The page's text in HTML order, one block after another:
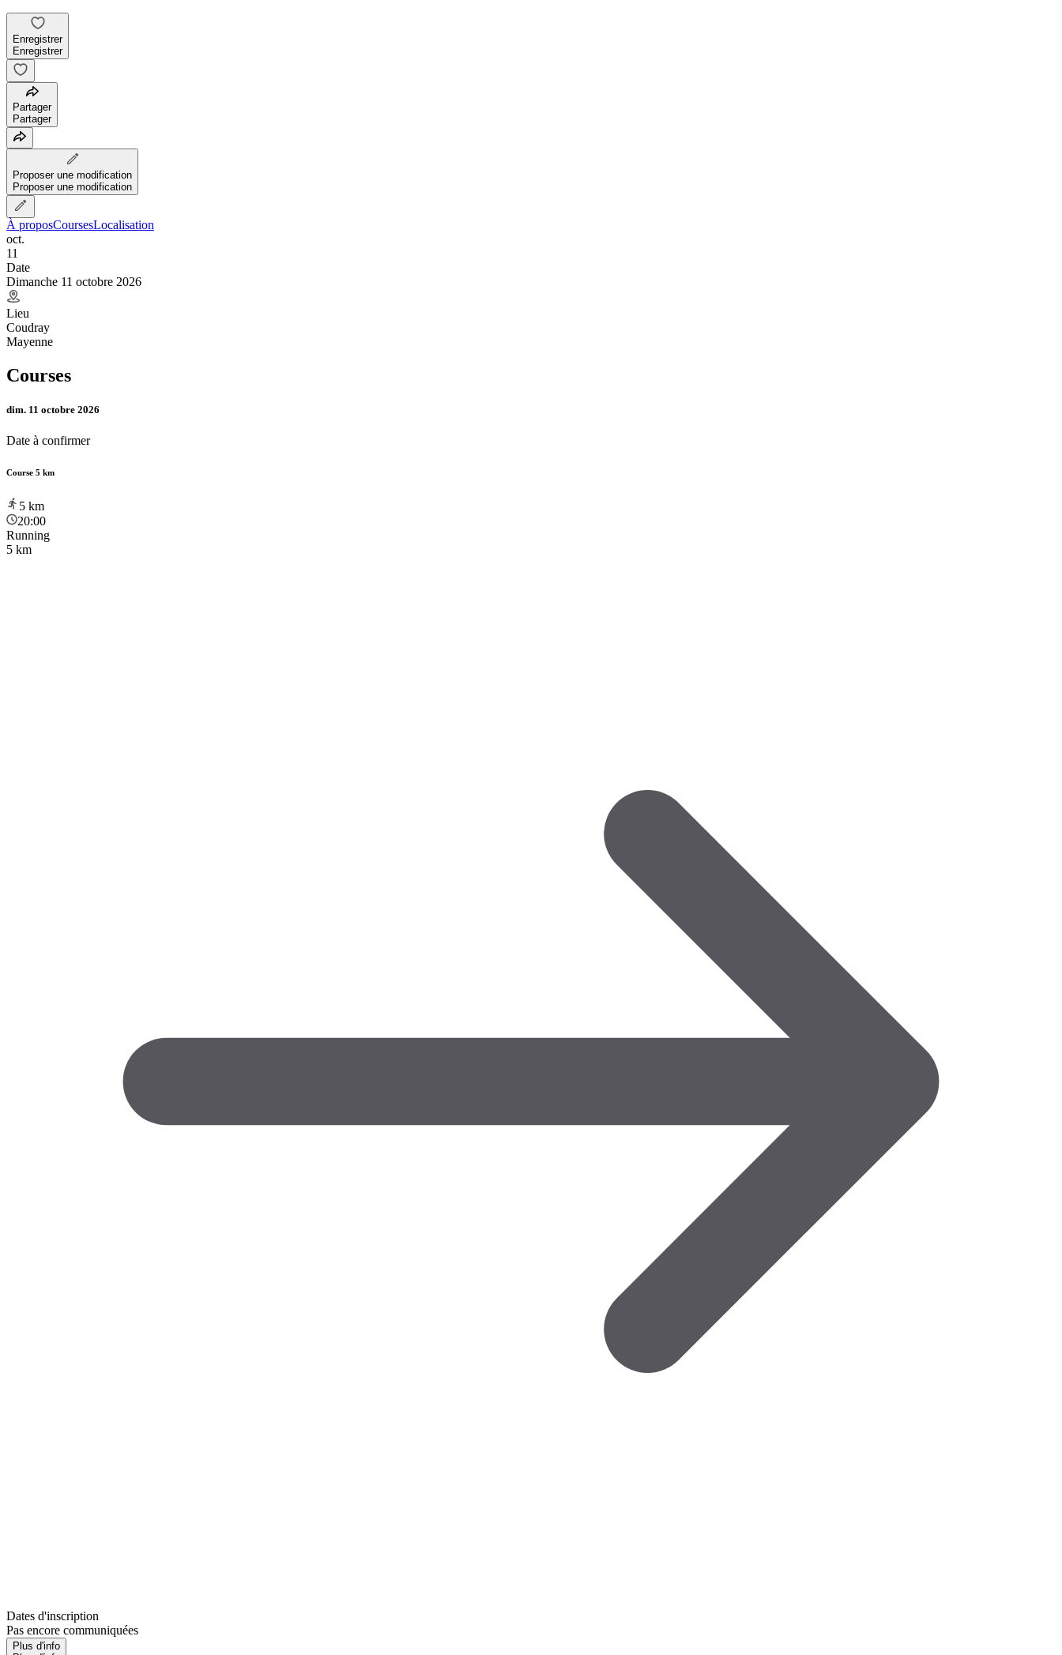
Enregistrer
Enregistrer
Partager
Partager
Proposer une modification
Proposer une modification
À proposCoursesLocalisation
oct.
11
Date
Dimanche 11 octobre 2026
Lieu
Coudray
Mayenne
Courses
dim. 11 octobre 2026
Date à confirmer
Course 5 km
5 km
20:00
Running
5 km
Dates d'inscription
Pas encore communiquées
Plus d'info